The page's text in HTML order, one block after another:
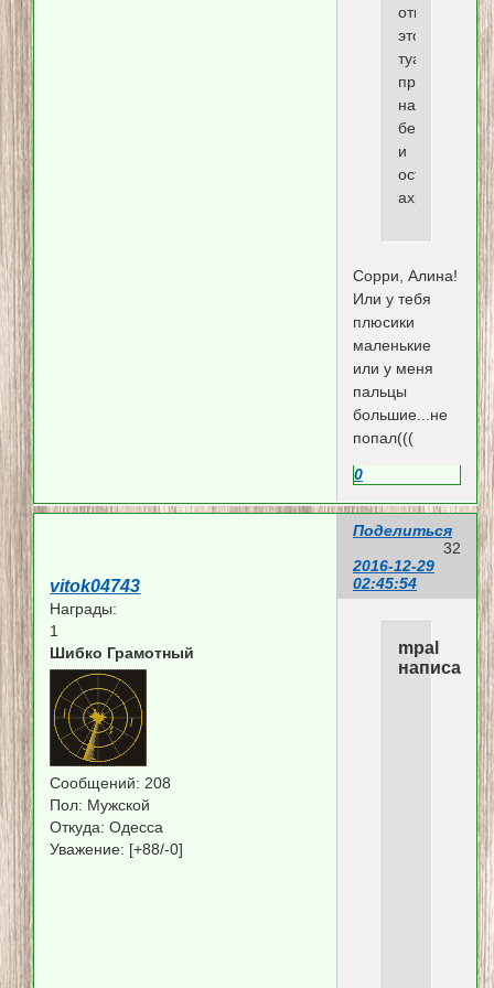
открытие
этого
туалета
приближает
наступление
безвиза
и
ахрессора
Сорри, Алина!
Или у тебя
плюсики
маленькие
или у меня
пальцы
большие...не
попал(((
0
Поделиться
32
2016-12-29
02:45:54
vitok04743
Награды:
1
Шибко Грамотный
Сообщений: 208
Пол: Мужской
Откуда: Одесса
Уважение: [+88/-0]
mpal